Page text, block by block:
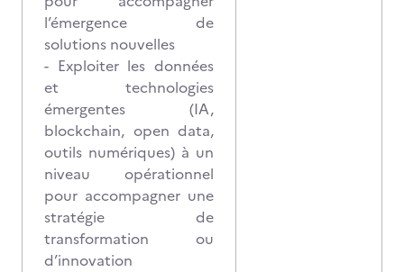
l’émergence de
solutions nouvelles
- Exploiter les données
et technologies
émergentes (IA,
blockchain, open data,
outils numériques) à un
niveau opérationnel
pour accompagner une
stratégie de
transformation ou
d’innovation